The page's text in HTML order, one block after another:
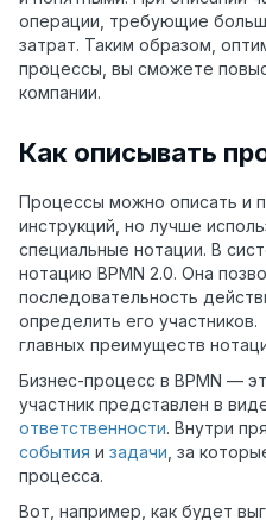
операции, требующие
затрат. Таким образом,
процессы, вы сможете
компании.
Как описывать
Процессы можно описать и
инструкций, но лучше
специальные нотации. В
нотацию BPMN 2.0. Она
последовательность
определить его
главных преимуществ
Бизнес-процесс в BPMN —
участник представлен в
ответственности. Внутри
события и задачи , за
процесса.
Вот, например, как будет